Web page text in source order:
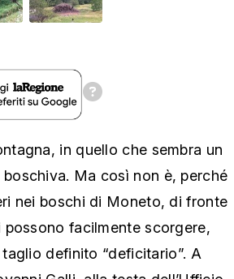
in quello che sembra un
Ma così non è, perché
nei boschi di Moneto, di fronte
possono facilmente scorgere,
definito “deficitario”. A